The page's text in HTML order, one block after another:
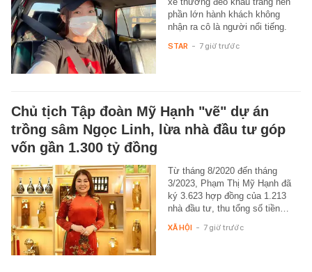
phần lớn hành khách không
nhận ra cô là người nổi tiếng.
STAR - 7 giờ trước
Chủ tịch Tập đoàn Mỹ Hạnh "vẽ" dự án
trồng sâm Ngọc Linh, lừa nhà đầu tư góp
vốn gần 1.300 tỷ đồng
Từ tháng 8/2020 đến tháng
3/2023, Phạm Thị Mỹ Hạnh đã
ký 3.623 hợp đồng của 1.213
nhà đầu tư, thu tổng số tiền…
XÃ HỘI - 7 giờ trước